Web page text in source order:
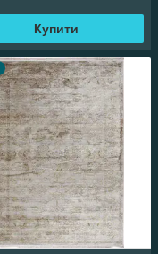
Купити